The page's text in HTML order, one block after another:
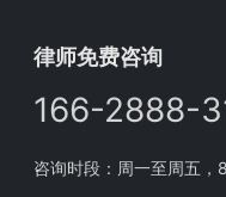
律师免费咨询
166-2888-
咨询时段：周一至周五，